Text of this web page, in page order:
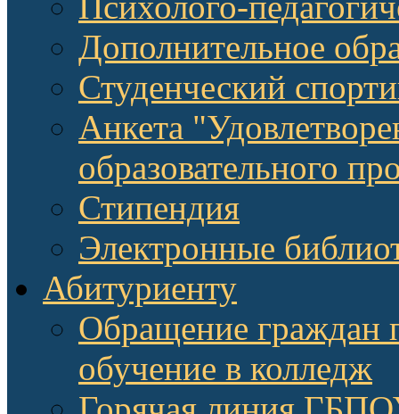
Дополнительное
Студенческий
Анкета
образовательного
Стипендия
Электронные
Абитуриенту
Обращение граждан
обучение в колледж